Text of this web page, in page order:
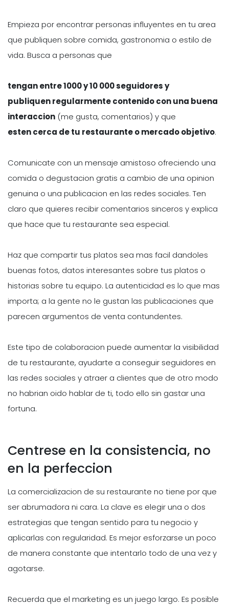
Empieza por encontrar personas influyentes en tu area
que publiquen sobre comida, gastronomia o estilo de
vida. Busca a personas que
tengan entre 1000 y 10 000 seguidores y
publiquen regularmente contenido con una buena
interaccion (me gusta, comentarios) y que
esten cerca de tu restaurante o mercado objetivo.
Comunicate con un mensaje amistoso ofreciendo una
comida o degustacion gratis a cambio de una opinion
genuina o una publicacion en las redes sociales. Ten
claro que quieres recibir comentarios sinceros y explica
que hace que tu restaurante sea especial.
Haz que compartir tus platos sea mas facil dandoles
buenas fotos, datos interesantes sobre tus platos o
historias sobre tu equipo. La autenticidad es lo que mas
importa; a la gente no le gustan las publicaciones que
parecen argumentos de venta contundentes.
Este tipo de colaboracion puede aumentar la visibilidad
de tu restaurante, ayudarte a conseguir seguidores en
las redes sociales y atraer a clientes que de otro modo
no habrian oido hablar de ti, todo ello sin gastar una
fortuna.
Centrese en la consistencia, no
en la perfeccion
La comercializacion de su restaurante no tiene por que
ser abrumadora ni cara. La clave es elegir una o dos
estrategias que tengan sentido para tu negocio y
aplicarlas con regularidad. Es mejor esforzarse un poco
de manera constante que intentarlo todo de una vez y
agotarse.
Recuerda que el marketing es un juego largo. Es posible